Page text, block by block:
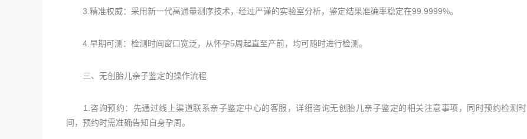
3.精准权威：采用新一代高通量测序技术，经过严谨的实验室分析，鉴定结果准确率稳定在99.9999%。
4.早期可测：检测时间窗口宽泛，从怀孕5周起直至产前，均可随时进行检测。
三、无创胎儿亲子鉴定的操作流程
1.咨询预约：先通过线上渠道联系亲子鉴定中心的客服，详细咨询无创胎儿亲子鉴定的相关注意事项，同时预约检测时
间，预约时需准确告知自身孕周。